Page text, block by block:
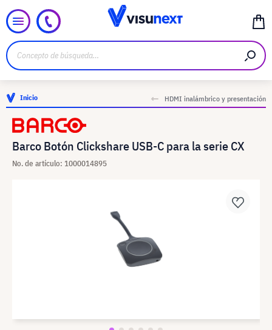
Inicio HDMI inalámbrico y presentación
Barco Botón Clickshare USB-C para la serie CX
No. de artículo: 1000014895